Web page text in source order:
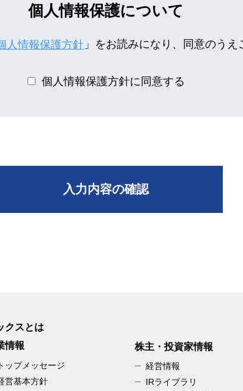
個人情報保護について
人情報保護方針 」をお読みになり、同意のうえ
個人情報保護方針に同意する
入力内容の確認
クスとは
情報
トップメッセージ
営基本方針
株主・投資家情報
経営情報
IRライブラリ